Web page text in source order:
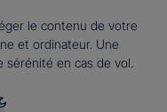
le contenu de votre
et ordinateur. Une
sérénité en cas de vol.